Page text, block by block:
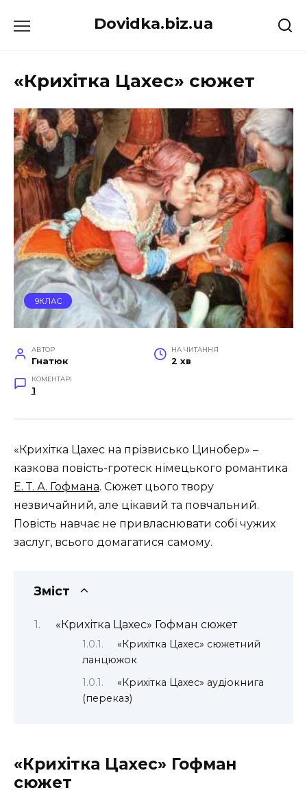
до
Dovidka.biz.ua
«Крихітка Цахес» сюжет
9КЛАС
АВТОР
Гнатюк
НА ЧИТАННЯ
2 хв
КОМЕНТАРІ
1
«Крихітка Цахес на прізвисько Цинобер» –
казкова повість-гротеск німецького романтика
Е. Т. А. Гофмана. Сюжет цього твору
незвичайний, але цікавий та повчальний.
Повість навчає не привласнювати собі чужих
заслуг, всього домагатися самому.
Зміст
«Крихітка Цахес» Гофман сюжет
«Крихітка Цахес» сюжетний
ланцюжок
«Крихітка Цахес» аудіокнига
(переказ)
«Крихітка Цахес» Гофман
сюжет